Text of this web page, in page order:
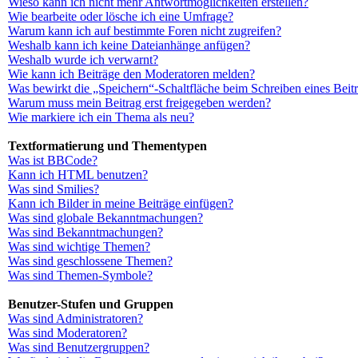
Wie bearbeite oder lösche ich eine Umfrage?
Warum kann ich auf bestimmte Foren nicht zugreifen?
Weshalb kann ich keine Dateianhänge anfügen?
Weshalb wurde ich verwarnt?
Wie kann ich Beiträge den Moderatoren melden?
Was bewirkt die „Speichern“-Schaltfläche beim Schreiben eines
Warum muss mein Beitrag erst freigegeben werden?
Wie markiere ich ein Thema als neu?
Textformatierung und Thementypen
Was ist BBCode?
Kann ich HTML benutzen?
Was sind Smilies?
Kann ich Bilder in meine Beiträge einfügen?
Was sind globale Bekanntmachungen?
Was sind Bekanntmachungen?
Was sind wichtige Themen?
Was sind geschlossene Themen?
Was sind Themen-Symbole?
Benutzer-Stufen und Gruppen
Was sind Administratoren?
Was sind Moderatoren?
Was sind Benutzergruppen?